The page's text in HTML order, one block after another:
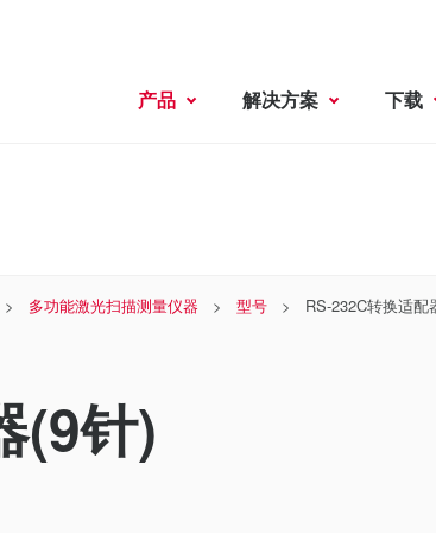
产品 解决方案 下载
多功能激光扫描测量仪器 型号 RS-232C转换适配
(9针)